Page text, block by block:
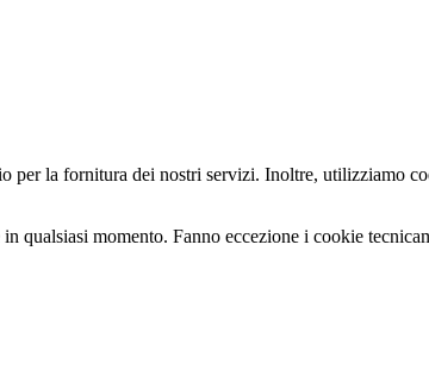
la fornitura dei nostri servizi. Inoltre, utilizziamo
momento. Fanno eccezione i cookie